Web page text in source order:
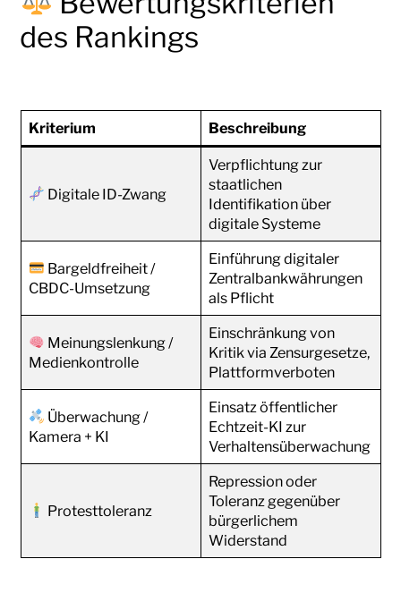
des Rankings
Kriterium Beschreibung
Digitale ID-Zwang
Verpflichtung zur
staatlichen
Identifikation über
digitale Systeme
Bargeldfreiheit /
CBDC-Umsetzung
Einführung digitaler
Zentralbankwährungen
als Pflicht
Meinungslenkung /
Medienkontrolle
Einschränkung von
Kritik via Zensurgesetze,
Plattformverboten
Überwachung /
Kamera + KI
Einsatz öffentlicher
Echtzeit-KI zur
Verhaltensüberwachung
Protesttoleranz
Repression oder
Toleranz gegenüber
bürgerlichem
Widerstand